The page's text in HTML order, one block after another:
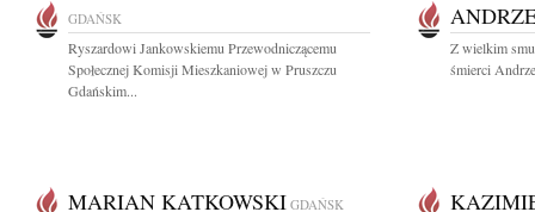
GDAŃSK
Ryszardowi Jankowskiemu Przewodniczącemu
Społecznej Komisji Mieszkaniowej w Pruszczu
Gdańskim...
Z wielkim
śmierci
MARIAN KATKOWSKI GDAŃSK